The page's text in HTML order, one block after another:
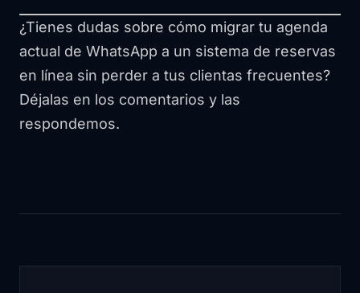
¿Tienes dudas sobre cómo migrar tu agenda
actual de WhatsApp a un sistema de reservas
en línea sin perder a tus clientas frecuentes?
Déjalas en los comentarios y las
respondemos.